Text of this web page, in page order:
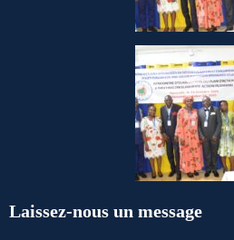
Laissez-nous un message